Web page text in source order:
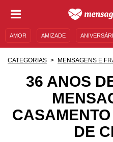
AMOR AMIZADE
MENSAGENS E FRASES
ENTRETENIMENTO FAMOSOS
CATEGORIAS MENSAGENS E
36 ANOS
DE